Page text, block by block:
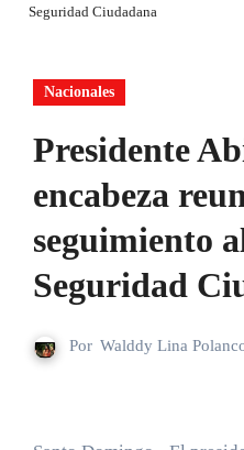
Seguridad Ciudadana
Nacionales
Presidente
encabeza
seguimiento
Seguridad
Por Walddy Lina